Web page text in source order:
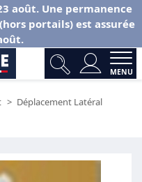
août. Une permanence
portails) est assurée
MENU
Déplacement Latéral